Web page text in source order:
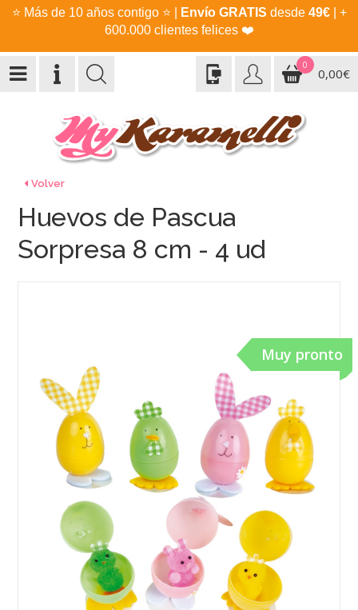
⭐ Más de 10 años contigo ⭐ Envío GRATIS desde 49€| +
600.000 clientes felices ❤️
0
0,00€
Volver
Muy pronto
Huevos de Pascua
Sorpresa 8 cm - 4 ud